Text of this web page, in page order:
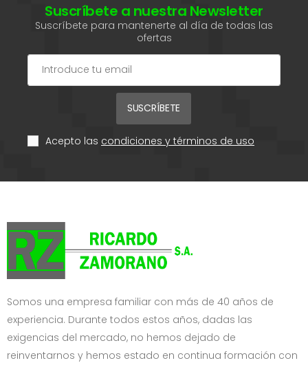
Suscríbete a nuestra Newsletter
Suscríbete para mantenerte al día de todas las
ofertas
SUSCRÍBETE
Acepto las condiciones y términos de uso
Somos una empresa familiar con más de 40 años de
experiencia. Durante todos estos años, dadas las
exigencias del mercado, no hemos dejado de
reinventarnos y hemos estado en continua formación con